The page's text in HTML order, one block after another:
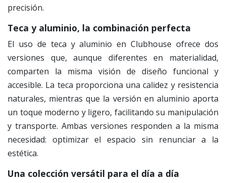
precisión.
Teca y aluminio, la combinación perfecta
El uso de teca y aluminio en Clubhouse ofrece dos
versiones que, aunque diferentes en materialidad,
comparten la misma visión de diseño funcional y
accesible. La teca proporciona una calidez y resistencia
naturales, mientras que la versión en aluminio aporta
un toque moderno y ligero, facilitando su manipulación
y transporte. Ambas versiones responden a la misma
necesidad: optimizar el espacio sin renunciar a la
estética.
Una colección versátil para el día a día